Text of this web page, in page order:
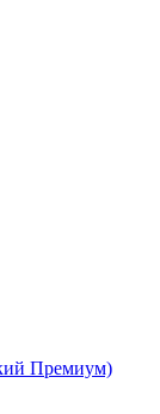
Премиум)